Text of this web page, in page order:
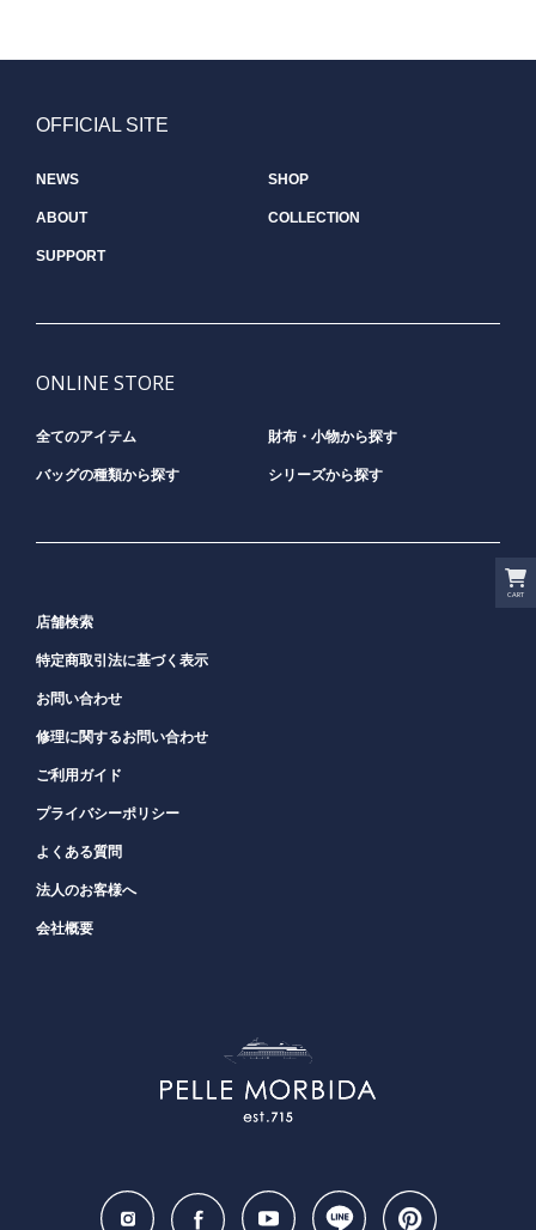
CART
OFFICIAL SITE
NEWS SHOP
ABOUT COLLECTION
SUPPORT
ONLINE STORE
全てのアイテム 財布・小物から探す
バッグの種類から探す シリーズから探す
店舗検索
特定商取引法に基づく表示
お問い合わせ
修理に関するお問い合わせ
ご利用ガイド
プライバシーポリシー
よくある質問
法人のお客様へ
会社概要